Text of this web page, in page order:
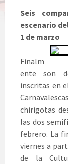
Seis
escenario
1 de marzo
Finalm
ente son
inscritas en
chirigotas
las dos
febrero. La
viernes a
de la